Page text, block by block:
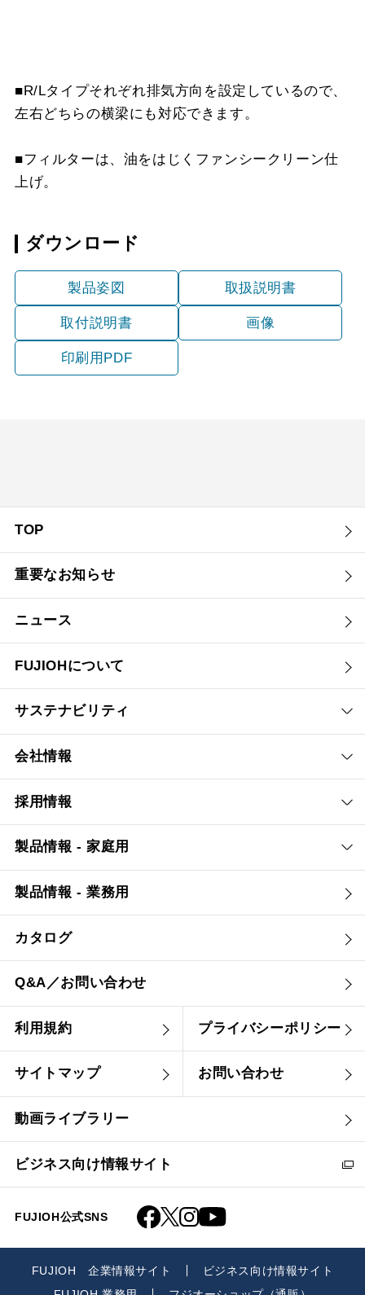
CH-BFE-5090 SI ¥33,880（税抜価格 ￥
■R/Lタイプそれぞれ排気方向を設定しているので、
左右どちらの横梁にも対応できます。
■フィルターは、油をはじくファンシークリーン仕
上げ。
ダウンロード
製品姿図 取扱説明書
取付説明書 画像
印刷用PDF
TOP
重要なお知らせ
ニュース
FUJIOHについて
サステナビリティ
会社情報
採用情報
製品情報 - 家庭用
製品情報 - 業務用
カタログ
Q&A／お問い合わせ
利用規約 プライバシーポリシー
サイトマップ お問い合わせ
動画ライブラリー
ビジネス向け情報サイト
FUJIOH公式SNS
FUJIOH 企業情報サイト
ビジネス向け情報サイト